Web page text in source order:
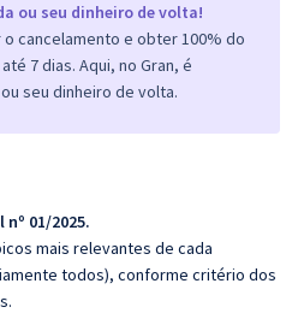
ou seu dinheiro de volta!
cancelamento e obter 100% do
7 dias. Aqui, no Gran, é
seu dinheiro de volta.
nº 01/2025.
mais relevantes de cada
todos), conforme critério dos